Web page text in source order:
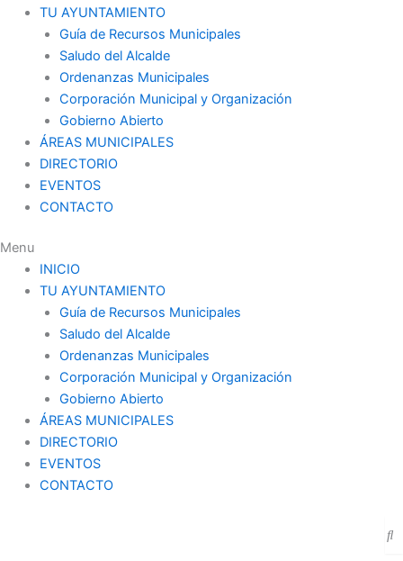
TU AYUNTAMIENTO
Guía de Recursos Municipales
Saludo del Alcalde
Ordenanzas Municipales
Corporación Municipal y Organización
Gobierno Abierto
ÁREAS MUNICIPALES
DIRECTORIO
EVENTOS
CONTACTO
Menu
INICIO
TU AYUNTAMIENTO
Guía de Recursos Municipales
Saludo del Alcalde
Ordenanzas Municipales
Corporación Municipal y Organización
Gobierno Abierto
ÁREAS MUNICIPALES
DIRECTORIO
EVENTOS
CONTACTO